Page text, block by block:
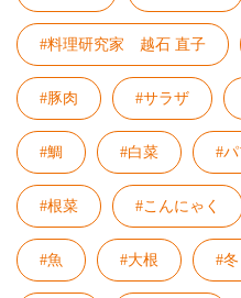
#料理研究家 越石 直子
#豚肉 #サラザ
#鯛 #白菜 #
#根菜 #こんにゃく
#魚 #大根 #冬